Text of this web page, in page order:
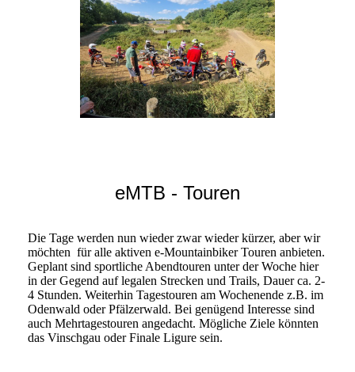
eMTB - Touren
Die Tage werden nun wieder zwar wieder kürzer, aber wir
möchten für alle aktiven e-Mountainbiker Touren anbieten.
Geplant sind sportliche Abendtouren unter der Woche hier
in der Gegend auf legalen Strecken und Trails, Dauer ca. 2-
4 Stunden. Weiterhin Tagestouren am Wochenende z.B. im
Odenwald oder Pfälzerwald. Bei genügend Interesse sind
auch Mehrtagestouren angedacht. Mögliche Ziele könnten
das Vinschgau oder Finale Ligure sein.